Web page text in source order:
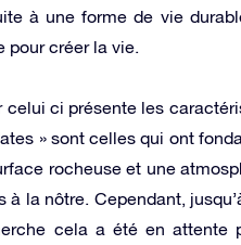
à une forme de vie
pour créer la vie.
ci présente les
» sont celles qui ont
rocheuse et une
la nôtre. Cependant,
cela a été en attente